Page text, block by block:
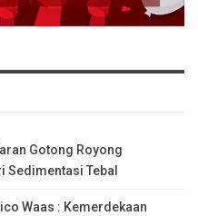
Gotong Royong
Sedimentasi Tebal
Waas : Kemerdekaan